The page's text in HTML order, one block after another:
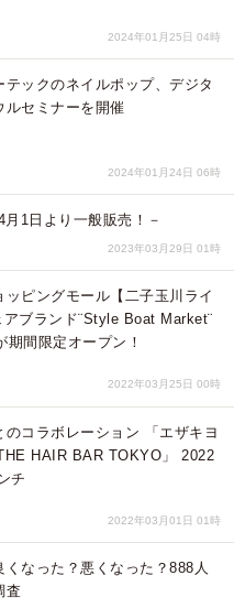
2024年01月25日 04時
ックのネイルポップ、デジタ
ルセミナーを開催
2024年01月24日 06時
1日より一般販売！－
2023年03月29日 01時
ッピングモール【二子玉川ライ
ブランド¨Style Boat Market¨
間限定オープン！
2022年03月25日 00時
コラボレーション 「エザキヨ
HAIR BAR TOKYO」 2022
チ
2022年03月01日 01時
くなった？悪くなった？888人
査